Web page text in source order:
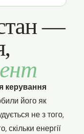
—
керування
його як
не з того,
скільки енергії